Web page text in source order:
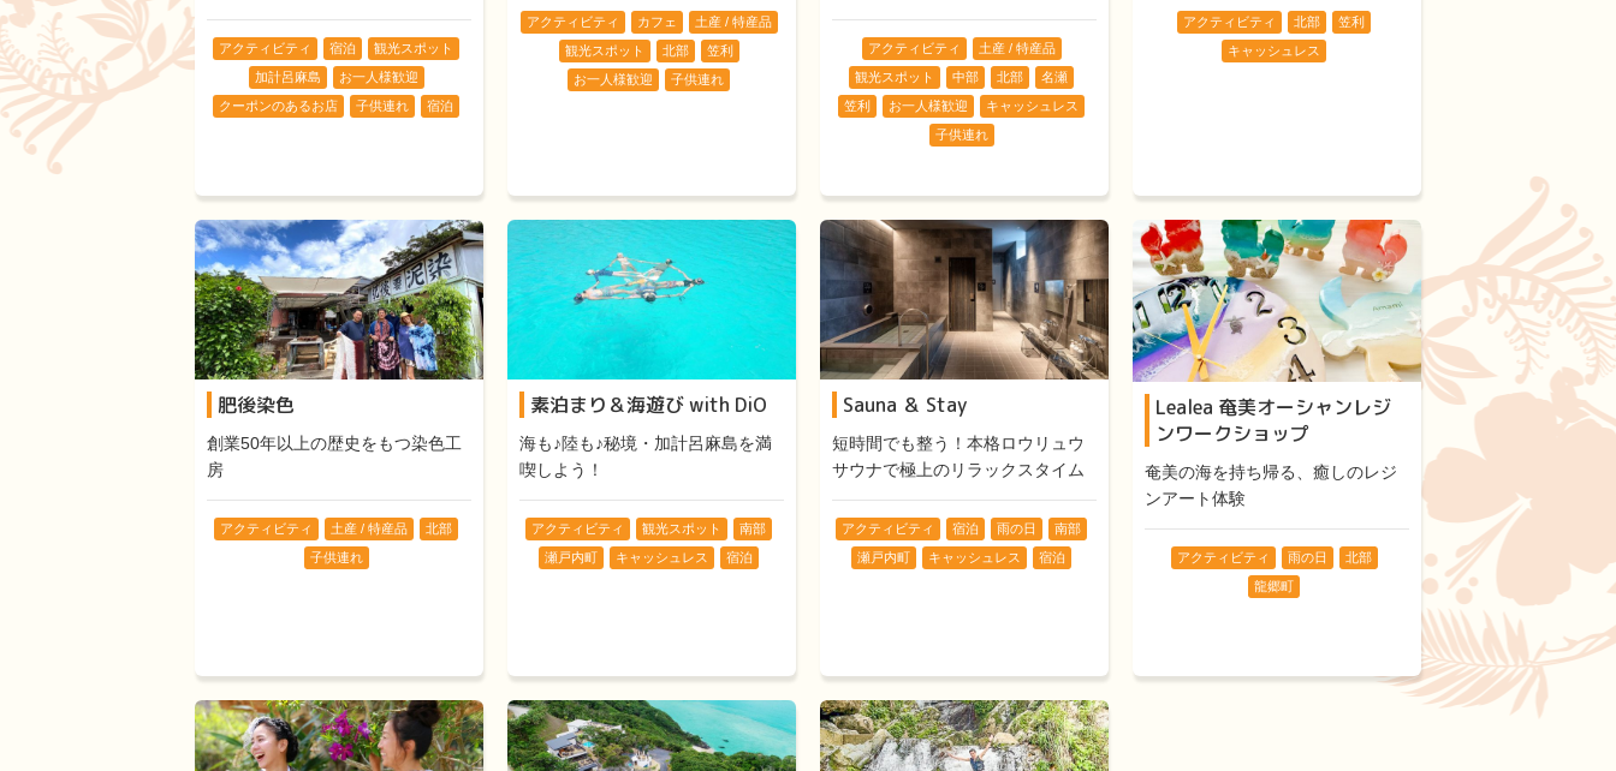
アクティビティ 宿泊
観光スポット
加計呂麻島
お一人様歓迎
クーポンのあるお店
子供連れ 宿泊
アクティビティ カフェ
土産 / 特産品
観光スポット
北部
笠利
お一人様歓迎
子供連れ
アクティビティ
土産 / 特産品
観光スポット
中部 北部
名瀬
笠利
お一人様歓迎
キャッシュレス
子供連れ
アクティビティ 北部
笠利
キャッシュレス
肥後染色
創業50年以上の歴史をもつ染色工
房
アクティビティ 土産 / 特産品
北部
子供連れ
素泊まり＆海遊び with DiO
海も♪陸も♪秘境・加計呂麻島を満
喫しよう！
アクティビティ 観光スポット
南部
瀬戸内町
キャッシュレス 宿泊
Sauna ＆ Stay
短時間でも整う！本格ロウリュウ
サウナで極上のリラックスタイム
アクティビティ 宿泊 雨の日
南部
瀬戸内町
キャッシュレス 宿泊
Lealea 奄美オーシャンレジ
ンワークショップ
奄美の海を持ち帰る、癒しのレジ
ンアート体験
アクティビティ 雨の日
北部
龍郷町